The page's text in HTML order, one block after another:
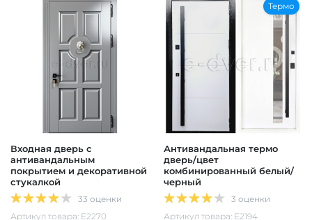
Входная дверь с
антивандальным
покрытием и декоративной
стукалкой
33 оценки
Артикул товара: Е2270
Термо
Антивандальная термо
дверь/цвет
комбинированный белый/
черный
3 оценки
Артикул товара: Е2194